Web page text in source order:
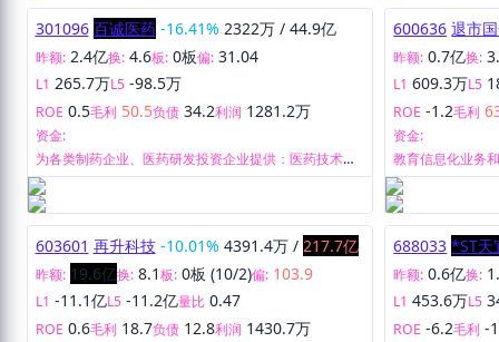
301096 百诚医药 -16.41% 2322万 / 44.9亿
昨额: 2.4亿换: 4.6板: 0板偏: 31.04
L1 265.7万L5 -98.5万
ROE 0.5毛利 50.5负债 34.2利润 1281.2万
资金:
为各类制药企业、医药研发投资企业提供：医药技术受
托研发服务（CRO业务）、研发技术成果转化服务、定
制研发生产服务（CDMO）。
600636 退市
昨额: 0.7亿换:
L1 609.3万L5
ROE -1.2毛利
资金:
教育信息化业务
603601 再升科技 -10.01% 4391.4万 / 217.7亿
昨额: 19.6亿换: 8.1板: 0板 (10/2)偏: 103.9
L1 -11.1亿L5 -11.2亿量比 0.47
ROE 0.6毛利 18.7负债 12.8利润 1430.7万
688033 *ST天
昨额: 0.6亿换:
L1 453.6万L5
ROE -6.2毛利 -